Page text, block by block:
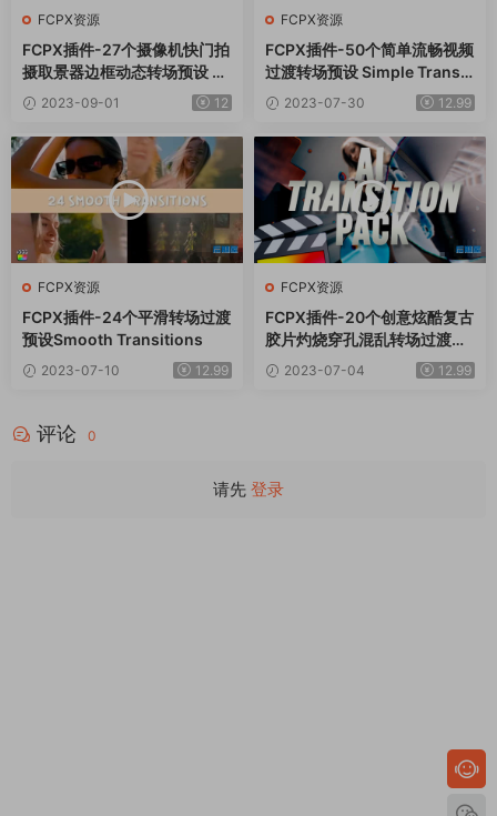
FCPX资源
FCPX插件-27个摄像机快门拍
摄取景器边框动态转场预设 Ca
mera Transitions
2023-09-01 12
FCPX资源
FCPX插件-50个简单流畅视频
过渡转场预设 Simple Transiti
ons2023-07-30 12.99
FCPX资源
FCPX插件-24个平滑转场过渡
预设Smooth Transitions
2023-07-10 12.99
FCPX资源
FCPX插件-20个创意炫酷复古
胶片灼烧穿孔混乱转场过渡预
设 AI Transition Pack
2023-07-04 12.99
评论 0
请先 登录